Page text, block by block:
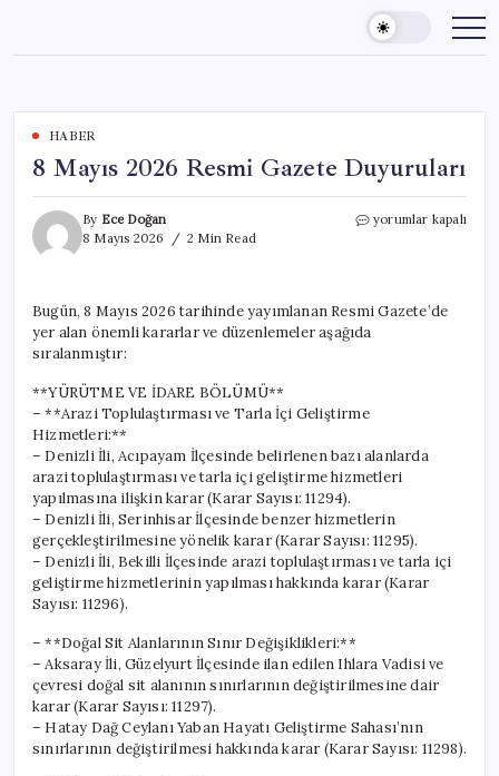
content
HABER
8 Mayıs 2026 Resmi Gazete Duyuruları
By Ece Doğan
8 Mayıs 2026
2 Min Read
8
Duyuruları
yorumlar kapalı
Bugün, 8 Mayıs 2026 tarihinde yayımlanan Resmi Gazete’de
yer alan önemli kararlar ve düzenlemeler aşağıda
sıralanmıştır:
**YÜRÜTME VE İDARE BÖLÜMÜ**
– **Arazi Toplulaştırması ve Tarla İçi Geliştirme
Hizmetleri:**
– Denizli İli, Acıpayam İlçesinde belirlenen bazı alanlarda
arazi toplulaştırması ve tarla içi geliştirme hizmetleri
yapılmasına ilişkin karar (Karar Sayısı: 11294).
– Denizli İli, Serinhisar İlçesinde benzer hizmetlerin
gerçekleştirilmesine yönelik karar (Karar Sayısı: 11295).
– Denizli İli, Bekilli İlçesinde arazi toplulaştırması ve tarla içi
geliştirme hizmetlerinin yapılması hakkında karar (Karar
Sayısı: 11296).
– **Doğal Sit Alanlarının Sınır Değişiklikleri:**
– Aksaray İli, Güzelyurt İlçesinde ilan edilen Ihlara Vadisi ve
çevresi doğal sit alanının sınırlarının değiştirilmesine dair
karar (Karar Sayısı: 11297).
– Hatay Dağ Ceylanı Yaban Hayatı Geliştirme Sahası’nın
sınırlarının değiştirilmesi hakkında karar (Karar Sayısı: 11298).